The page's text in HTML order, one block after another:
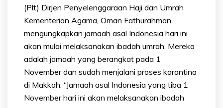
(Plt) Dirjen Penyelenggaraan Haji dan Umrah
Kementerian Agama, Oman Fathurahman
mengungkapkan jamaah asal Indonesia hari ini
akan mulai melaksanakan ibadah umrah. Mereka
adalah jamaah yang berangkat pada 1
November dan sudah menjalani proses karantina
di Makkah. “Jamaah asal Indonesia yang tiba 1
November hari ini akan melaksanakan ibadah